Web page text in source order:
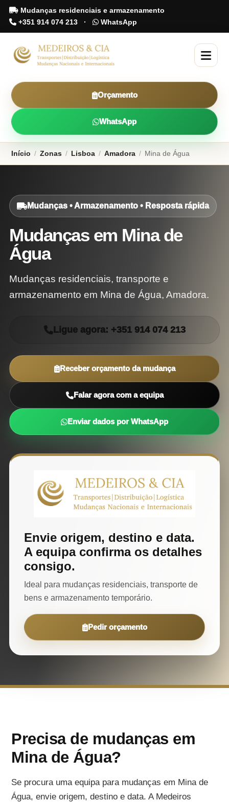
Mudanças residenciais e armazenamento
+351 914 074 213 · WhatsApp
Orçamento
WhatsApp
Início / Zonas / Lisboa / Amadora / Mina de Água
Mudanças • Armazenamento • Resposta rápida
Mudanças em Mina de
Água
Mudanças residenciais, transporte e
armazenamento em Mina de Água, Amadora.
Ligue agora: +351 914 074 213
Receber orçamento da mudança
Falar agora com a equipa
Enviar dados por WhatsApp
Envie origem, destino e data.
A equipa confirma os detalhes
consigo.
Ideal para mudanças residenciais, transporte de
bens e armazenamento temporário.
Pedir orçamento
Precisa de mudanças em
Mina de Água?
Se procura uma equipa para mudanças em Mina de
Água, envie origem, destino e data. A Medeiros